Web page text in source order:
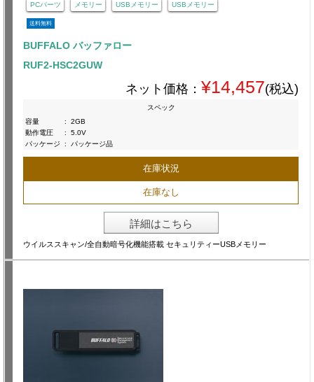
PCパーツ メモリー USBメモリー USBメモリー
送料無料
BUFFALO バッファロー
RUF2-HSC2GUW
ネット価格： ¥14,457(税込)
スペック
容量
:
2GB
動作電圧
:
5.0V
パッケージ
: パッケージ品
在庫状況
在庫なし
詳細はこちら
ウイルススキャン/全自動暗号化機能搭載 セキュリティーUSBメモリー